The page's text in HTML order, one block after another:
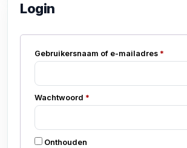
Login
Gebruikersnaam of e-mailadres *
Wachtwoord *
Onthouden